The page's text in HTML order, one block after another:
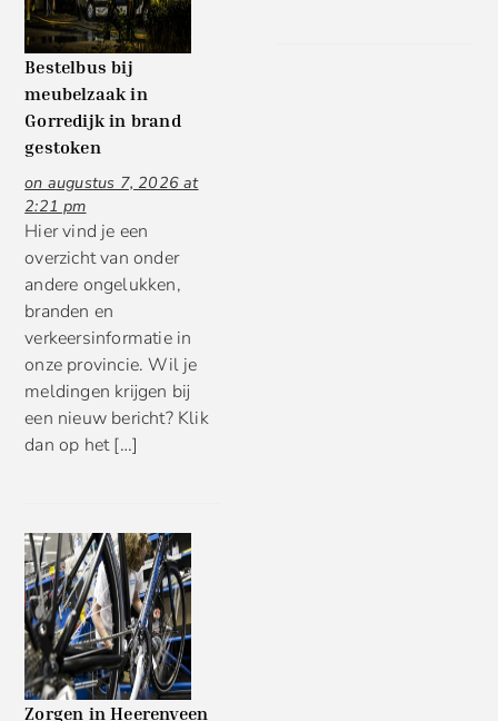
Bestelbus bij
meubelzaak in
Gorredijk in brand
gestoken
on augustus 7, 2026 at
2:21 pm
Hier vind je een
overzicht van onder
andere ongelukken,
branden en
verkeersinformatie in
onze provincie. Wil je
meldingen krijgen bij
een nieuw bericht? Klik
dan op het […]
Zorgen in Heerenveen